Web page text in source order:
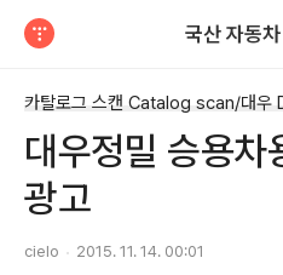
국산 자동
카탈로그 스캔 Catalog scan/대우
대우정밀 승용차
광고
cielo 2015. 11. 14. 00:01